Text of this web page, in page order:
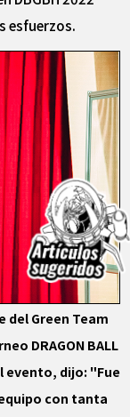
esfuerzos.
Green Team
DRAGON BALL
evento, dijo: "Fue
con tanta